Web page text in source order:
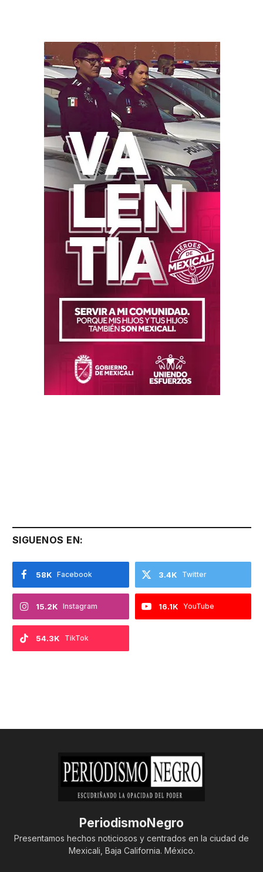
SIGUENOS EN:
Facebook
58K Twitter
3.4K
Instagram
15.2K YouTube
16.1K
TikTok
54.3K
PeriodismoNegro
Presentamos hechos noticiosos y centrados en la ciudad de
Mexicali, Baja California. México.